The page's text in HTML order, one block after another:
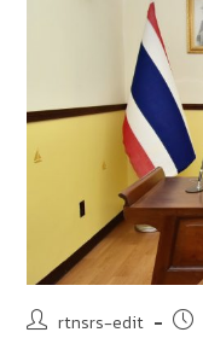
rtnsrs-edit